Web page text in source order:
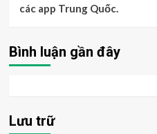
các app Trung Quốc.
Bình luận gần đây
Lưu trữ